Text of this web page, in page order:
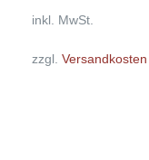
inkl. MwSt.
zzgl. Versandkosten